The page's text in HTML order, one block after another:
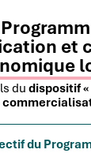
et
du dispositif «
du